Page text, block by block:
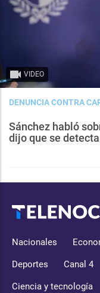
VIDEO
DENUNCIA CONTRA
Sánchez habló
dijo que se
Nacionales
Deportes Canal 4
Ciencia y tecnología